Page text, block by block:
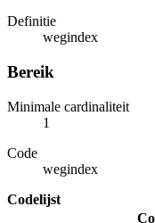
Definitie
wegindex
Bereik
Minimale cardinaliteit
1
Code
wegindex
Codelijst